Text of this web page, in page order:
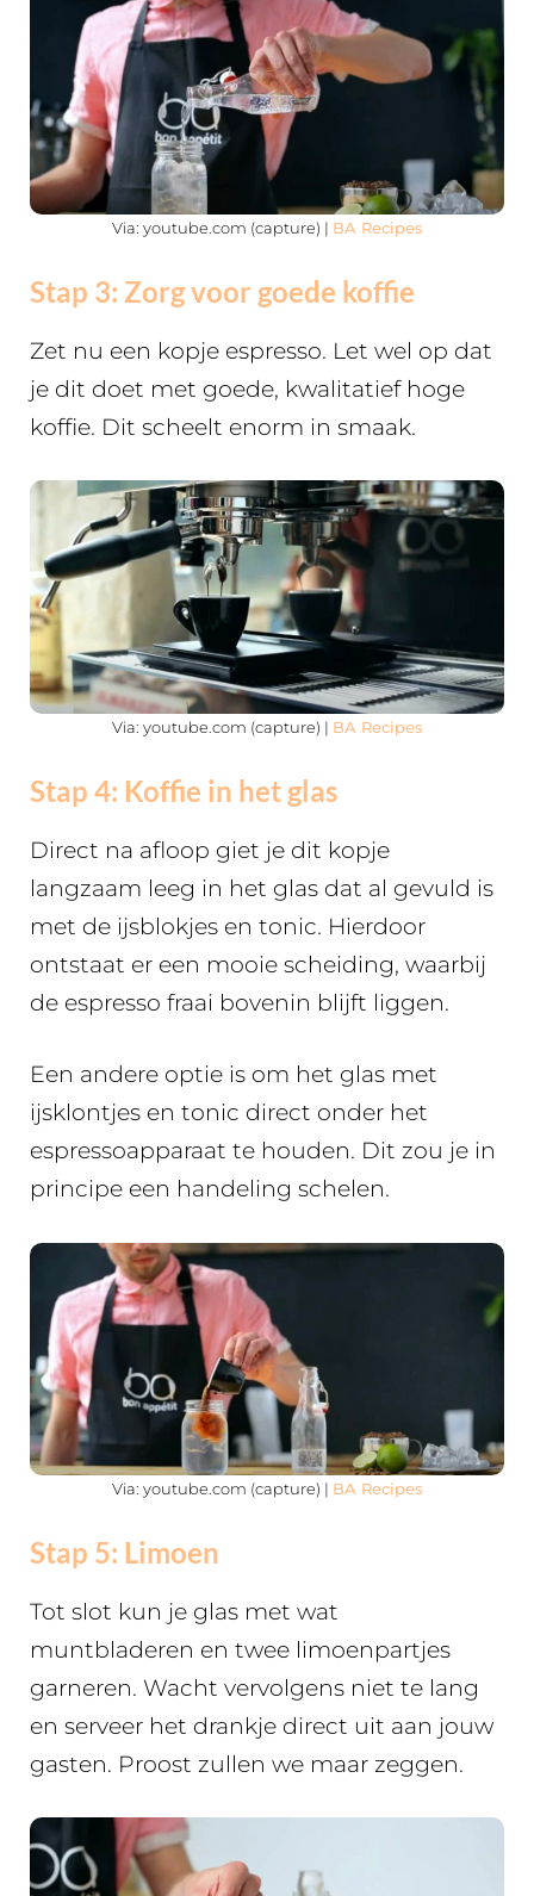
Via: youtube.com (capture) | BA Recipes
Stap 3: Zorg voor goede koffie
Zet nu een kopje espresso. Let wel op dat
je dit doet met goede, kwalitatief hoge
koffie. Dit scheelt enorm in smaak.
Via: youtube.com (capture) | BA Recipes
Stap 4: Koffie in het glas
Direct na afloop giet je dit kopje
langzaam leeg in het glas dat al gevuld is
met de ijsblokjes en tonic. Hierdoor
ontstaat er een mooie scheiding, waarbij
de espresso fraai bovenin blijft liggen.
Een andere optie is om het glas met
ijsklontjes en tonic direct onder het
espressoapparaat te houden. Dit zou je in
principe een handeling schelen.
Via: youtube.com (capture) | BA Recipes
Stap 5: Limoen
Tot slot kun je glas met wat
muntbladeren en twee limoenpartjes
garneren. Wacht vervolgens niet te lang
en serveer het drankje direct uit aan jouw
gasten. Proost zullen we maar zeggen.